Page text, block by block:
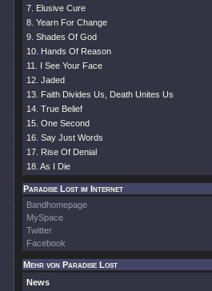
7. Elusive Cure
8. Yearn For Change
9. Shades Of God
10. Hands Of Reason
11. I See Your Face
12. Jaded
13. Faith Divides Us, Death Unites Us
14. True Belief
15. One Second
16. Say Just Words
17. Rise Of Denial
18. As I Die
Paradise Lost im Internet
Bandhomepage
MySpace
Twitter
Facebook
Mehr von Paradise Lost
News